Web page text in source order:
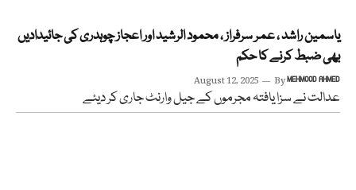
یاسمین راشد ، عمر سرفراز ، محمود الرشید اور اعجاز چوہدری کی جائیدادیں
بھی ضبط کرنے کا حکم
August 12, 2025 ByMEHMOOD AHMED
عدالت نے سزا یافتہ مجرموں کے جیل وارنٹ جاری کر دیئے